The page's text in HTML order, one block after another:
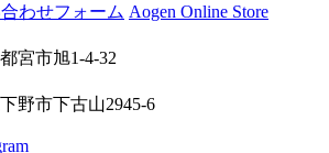
わせフォーム Aogen Online Store
宮市旭1-4-32
野市下古山2945-6